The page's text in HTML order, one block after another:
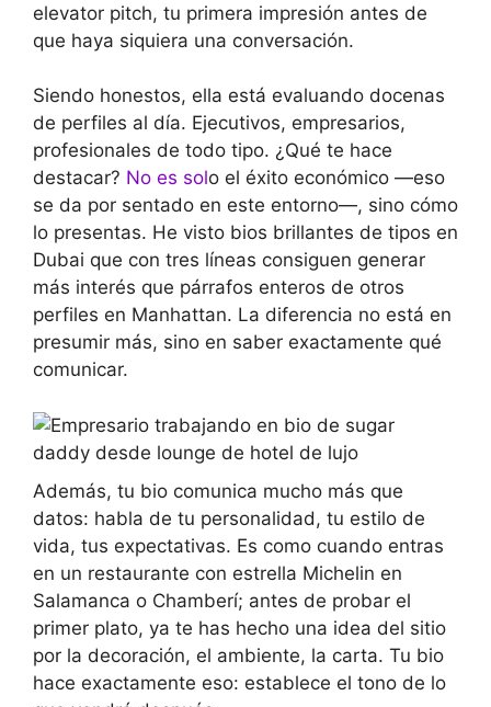
elevator pitch, tu primera impresión antes de
que haya siquiera una conversación.
Siendo honestos, ella está evaluando docenas
de perfiles al día. Ejecutivos, empresarios,
profesionales de todo tipo. ¿Qué te hace
destacar? No es solo el éxito económico —eso
se da por sentado en este entorno—, sino cómo
lo presentas. He visto bios brillantes de tipos en
Dubai que con tres líneas consiguen generar
más interés que párrafos enteros de otros
perfiles en Manhattan. La diferencia no está en
presumir más, sino en saber exactamente qué
comunicar.
Además, tu bio comunica mucho más que
datos: habla de tu personalidad, tu estilo de
vida, tus expectativas. Es como cuando entras
en un restaurante con estrella Michelin en
Salamanca o Chamberí; antes de probar el
primer plato, ya te has hecho una idea del sitio
por la decoración, el ambiente, la carta. Tu bio
hace exactamente eso: establece el tono de lo